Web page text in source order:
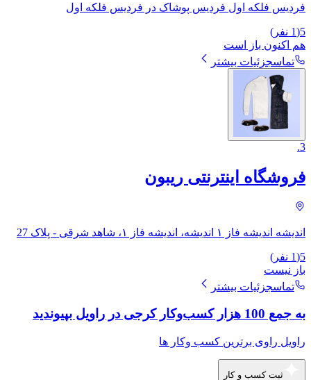
فردیس فلکه اول فردیس پوشاک در فردیس فلکه اول
5
(
1 نفر)
هم اکنون باز است
تماسجزئیات بیشتر
3
.
فروشگاه اینترنتی ریبون
اندیشه اندیشه فاز ۱ اندیشه، اندیشه فاز ۱، شاهد شرقی - پلاک 27
5
(
1 نفر)
باز نیست
تماسجزئیات بیشتر
به جمع 100 هزار کسب‌وکار کرجی در راویل بپیوندید
راویل راوی برترین کسب وکار ها
ثبت کسب و کار